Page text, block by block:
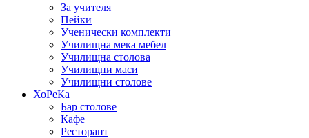
За учителя
Пейки
Ученически комплекти
Училищна мека мебел
Училищна столова
Училищни маси
Училищни столове
ХоРеКа
Бар столове
Кафе
Ресторант